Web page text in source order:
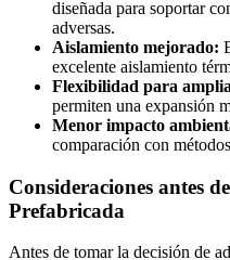
diseñada para soportar
adversas.
Aislamiento mejorado:
excelente aislamiento
Flexibilidad para
permiten una expansión
Menor impacto
comparación con
Consideraciones antes
Prefabricada
Antes de tomar la decisión de